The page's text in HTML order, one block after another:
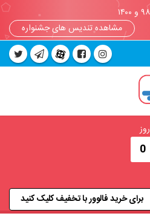
مشاهده تندیس های جشنواره
0
روز
برای خرید فالوور با تخفیف کلیک کنید